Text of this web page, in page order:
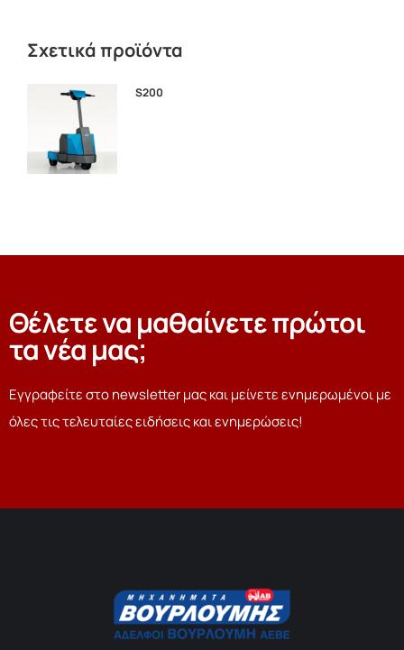
Σχετικά προϊόντα
S200
Θέλετε να μαθαίνετε πρώτοι
τα νέα μας;
Εγγραφείτε στο newsletter μας και μείνετε ενημερωμένοι με
όλες τις τελευταίες ειδήσεις και ενημερώσεις!